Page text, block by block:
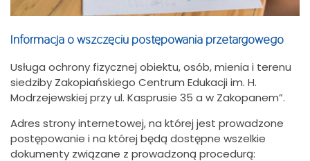
Informacja o wszczęciu postępowania przetargowego
Usługa ochrony fizycznej obiektu, osób, mienia i terenu
siedziby Zakopiańskiego Centrum Edukacji im. H.
Modrzejewskiej przy ul. Kasprusie 35 a w Zakopanem”.
Adres strony internetowej, na której jest prowadzone
postępowanie i na której będą dostępne wszelkie
dokumenty związane z prowadzoną procedurą: